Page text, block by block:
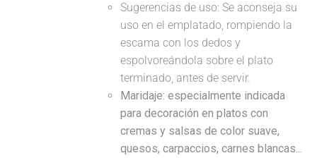
Sugerencias de uso: Se aconseja su
uso en el emplatado, rompiendo la
escama con los dedos y
espolvoreándola sobre el plato
terminado, antes de servir.
Maridaje: especialmente indicada
para decoración en platos con
cremas y salsas de color suave,
quesos, carpaccios, carnes blancas...